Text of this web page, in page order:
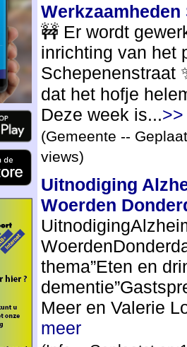
🚧 Er wordt
inrichting van het
Schepenenstraat
dat het hofje
Deze week is...
(Gemeente --
views)
Uitnodiging
Woerden
thema”Eten en
Meer en Valerie
meer